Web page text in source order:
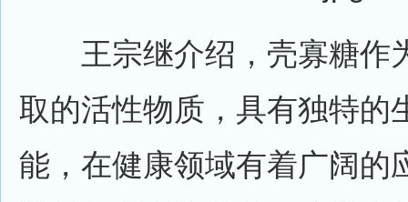
王宗继介绍，壳寡糖作
取的活性物质，具有独特的
能，在健康领域有着广阔的